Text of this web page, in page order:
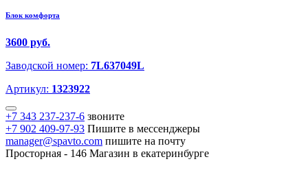
Блок комфорта
3600 руб.
Заводской номер: 7L637049L
Артикул: 1323922
+7 343 237-237-6 звоните
+7 902 409-97-93 Пишите в мессенджеры
manager@spavto.com пишите на почту
Просторная - 146 Магазин в екатеринбурге